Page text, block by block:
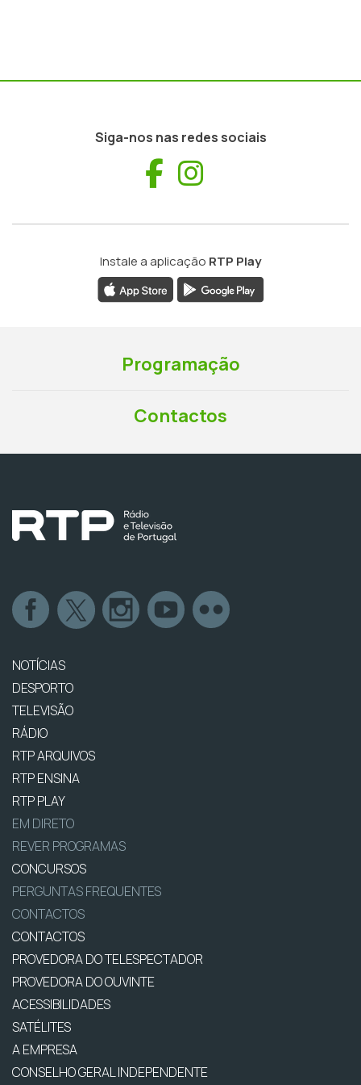
Siga-nos nas redes sociais
Facebook
Instale a aplicação RTP Play
Programação
Contactos
NOTÍCIAS
DESPORTO
TELEVISÃO
RÁDIO
RTP ARQUIVOS
RTP ENSINA
RTP PLAY
EM DIRETO
REVER PROGRAMAS
CONCURSOS
PERGUNTAS FREQUENTES
CONTACTOS
CONTACTOS
PROVEDORA DO TELESPECTADOR
PROVEDORA DO OUVINTE
ACESSIBILIDADES
SATÉLITES
A EMPRESA
CONSELHO GERAL INDEPENDENTE